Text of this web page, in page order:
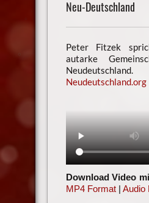
Neu-Deutschland
Peter Fitzek
autarke
Neudeutschland.
Neudeutschland.org
Download Video
MP4 Format| Audio